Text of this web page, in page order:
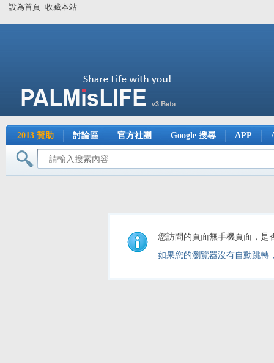
設為首頁 收藏本站
2013 贊助 討論區 官方社團 Google 搜尋 APP
您訪問的頁面無手機頁面，是
如果您的瀏覽器沒有自動跳轉